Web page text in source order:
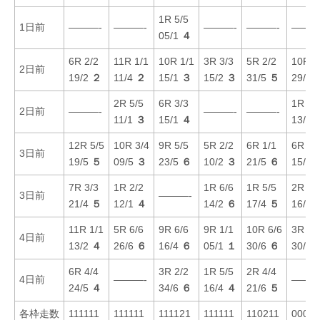
1日前 ———- ———-
1R 5/5
05/1
４
———- ———-
2日前
6R 2/2
19/2 ２
11R 1/1
11/4 ２
10R 1/1
15/1
３
3R 3/3
15/2 ３
5R 2/2
31/5 ５
10R
29/5
2日前 ———-
2R 5/5
11/1
３
6R 3/3
15/1
４
———- ———-
1R 5/
13/3
3日前
12R 5/5
19/5 ５
10R 3/4
09/5 ３
9R 5/5
23/5 ６
5R 2/2
10/2 ３
6R 1/1
21/5 ６
6R 5/
15/2
3日前
7R 3/3
21/4 ５
1R 2/2
12/1
４
———-
1R 6/6
14/2 ６
1R 5/5
17/4 ５
2R 4/
16/2
4日前
11R 1/1
13/2 ４
5R 6/6
26/6 ６
9R 6/6
16/4 ６
9R 1/1
05/1
１
10R 6/6
30/6 ６
3R 6/
30/5
4日前
6R 4/4
24/5 ４
———-
3R 2/2
34/6 ６
1R 5/5
16/4 ４
2R 4/4
21/6 ５
各枠走数 111111 111111 111121 111111 110211